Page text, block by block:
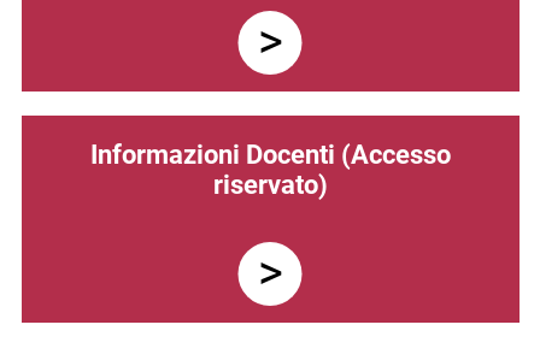
Informazioni Docenti (Accesso
riservato)